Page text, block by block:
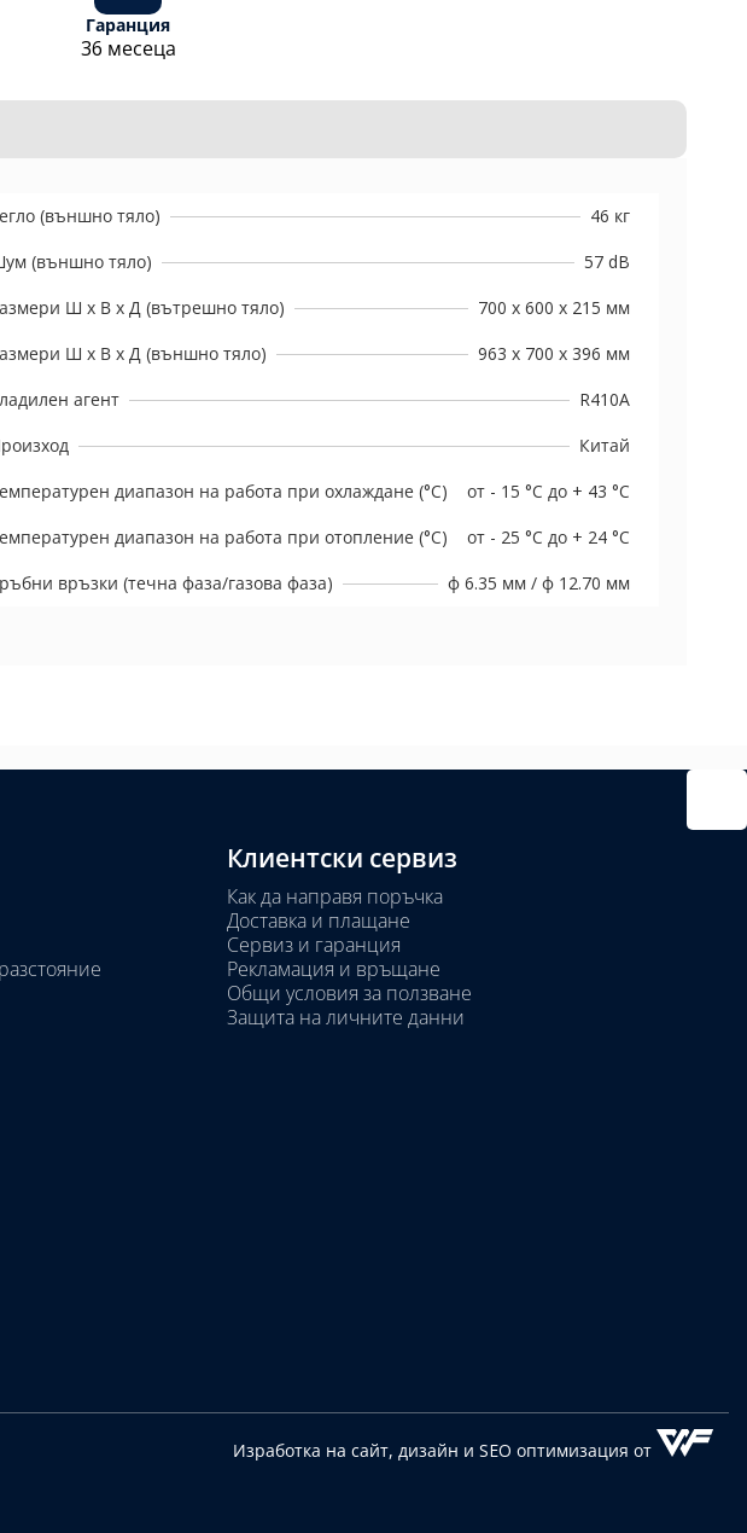
Гаранция
36 месеца
(външно тяло)
46 кг
(външно тяло)
57 dB
Ш х В х Д (вътрешно тяло)
700 x 600 x 215 мм
Ш х В х Д (външно тяло)
963 x 700 x 396 мм
агент
R410A
Китай
диапазон на работа при охлаждане (°C)
от - 15 °C до + 43 °C
диапазон на работа при отопление (°C)
от - 25 °C до + 24 °C
връзки (течна фаза/газова фаза)
ф 6.35 мм / ф 12.70 мм
Клиентски сервиз
Как да направя поръчка
Доставка и плащане
Сервиз и гаранция
Рекламация и връщане
Общи условия за ползване
Защита на личните данни
Изработка на сайт, дизайн и SEO оптимизация от